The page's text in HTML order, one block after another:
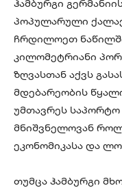
ჰამბურგი
პოპულარული
ჩრდილოეთ
კილომეტრიანი
ზღვასთან აქვს
მდებარეობის
უმთავრეს
მნიშვნელოვან
ეკონომიკასა და
თუმცა ჰამბურგი